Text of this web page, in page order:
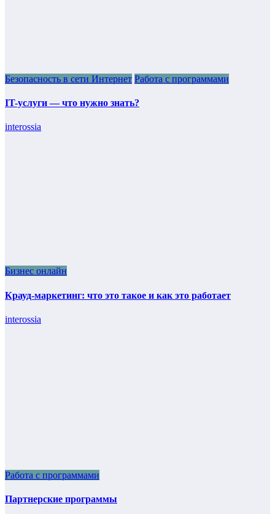
Безопасность в сети Интернет Работа с программами
IT-услуги — что нужно знать?
interossia
Бизнес онлайн
Крауд-маркетинг: что это такое и как это работает
interossia
Работа с программами
Партнерские программы